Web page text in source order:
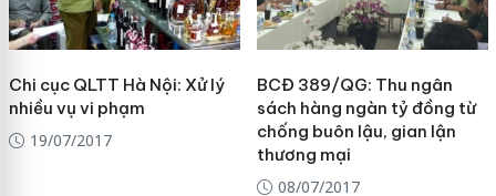
Chi cục QLTT Hà Nội: Xử lý
nhiều vụ vi phạm
19/07/2017
BCĐ 389/QG: Thu ngân
sách hàng ngàn tỷ đồng từ
chống buôn lậu, gian lận
thương mại
08/07/2017